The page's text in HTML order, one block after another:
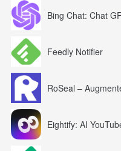
Bing Chat: Chat
Feedly Notifier